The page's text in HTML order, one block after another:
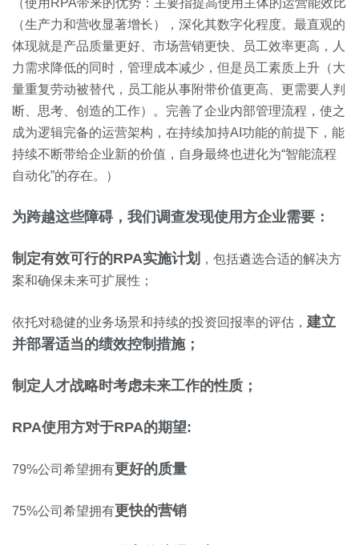
（使用RPA带来的优势：主要指提高使用主体的运营能效比
（生产力和营收显著增长），深化其数字化程度。最直观的
体现就是产品质量更好、市场营销更快、员工效率更高，人
力需求降低的同时，管理成本减少，但是员工素质上升（大
量重复劳动被替代，员工能从事附带价值更高、更需要人判
断、思考、创造的工作）。完善了企业内部管理流程，使之
成为逻辑完备的运营架构，在持续加持AI功能的前提下，能
持续不断带给企业新的价值，自身最终也进化为“智能流程
自动化”的存在。）
为跨越这些障碍，我们调查发现使用方企业需要：
制定有效可行的RPA实施计划
，包括遴选合适的解决方
案和确保未来可扩展性；
依托对稳健的业务场景和持续的投资回报率的评估， 建立
并部署适当的绩效控制措施；
制定人才战略时考虑未来工作的性质；
RPA使用方对于RPA的期望:
79%公司希望拥有更好的质量
75%公司希望拥有更快的营销